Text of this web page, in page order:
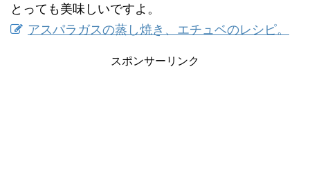
とっても美味しいですよ。
アスパラガスの蒸し焼き、エチュベのレシピ。
スポンサーリンク